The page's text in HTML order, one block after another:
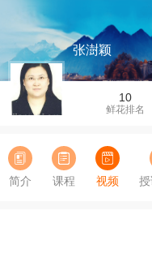
10
鲜花排名
张澍颖
简介 课程 视频